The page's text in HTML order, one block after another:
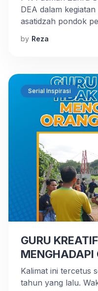
DEA dalam
asatidzah pondok
di gedung
acara ini, Trainer
sebagai pemateri
penting mengenai
pesantren. […]
by Reza
Serial Inspirasi
GURU
MENGHADAPI
Kalimat ini tercetus
tahun yang lalu.